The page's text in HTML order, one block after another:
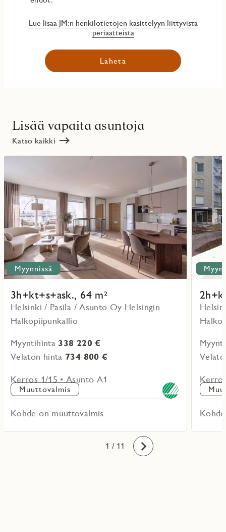
Lue lisää JM:n henkilötietojen käsittelyyn liittyvistä
periaatteista
Lähetä
Lisää vapaita asuntoja
Katso kaikki
Myynnissä
3h+kt+s+ask., 64 m²
Helsinki / Pasila / Asunto Oy Helsingin
Halkopiipunkallio
Myyntihinta 338 220 €
Velaton hinta 734 800 €
Kerros 1/15 • Asunto A1
Muuttovalmis
Kohde on muuttovalmis
kohteesta
Lue
lisää
kohteesta
1
2
3
4
5
6
7
8
9
10
11 / 11 Eteenpäin